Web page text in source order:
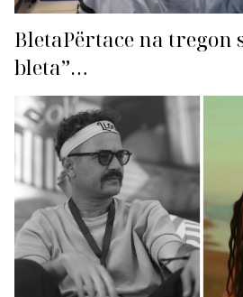
BletaPërtace na tregon
bleta”…